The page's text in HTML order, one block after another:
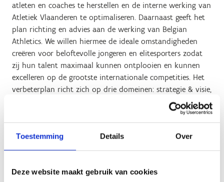
Toestemming Details Over
Deze website maakt gebruik van cookies
atleten en coaches te herstellen en de interne werking van
Atletiek Vlaanderen te optimaliseren. Daarnaast geeft het
plan richting en advies aan de werking van Belgian
Athletics. We willen hiermee de ideale omstandigheden
creëren voor beloftevolle jongeren en elitesporters zodat
zij hun talent maximaal kunnen ontplooien en kunnen
excelleren op de grootste internationale competities. Het
verbeterplan richt zich op drie domeinen: strategie & visie,
Er wordt daarbij ingezet op een aanpak met twee
snelheden. In de eerste fase zal er snel werk gemaakt
onafhankelijke transitiemanager en de algemeen directeur